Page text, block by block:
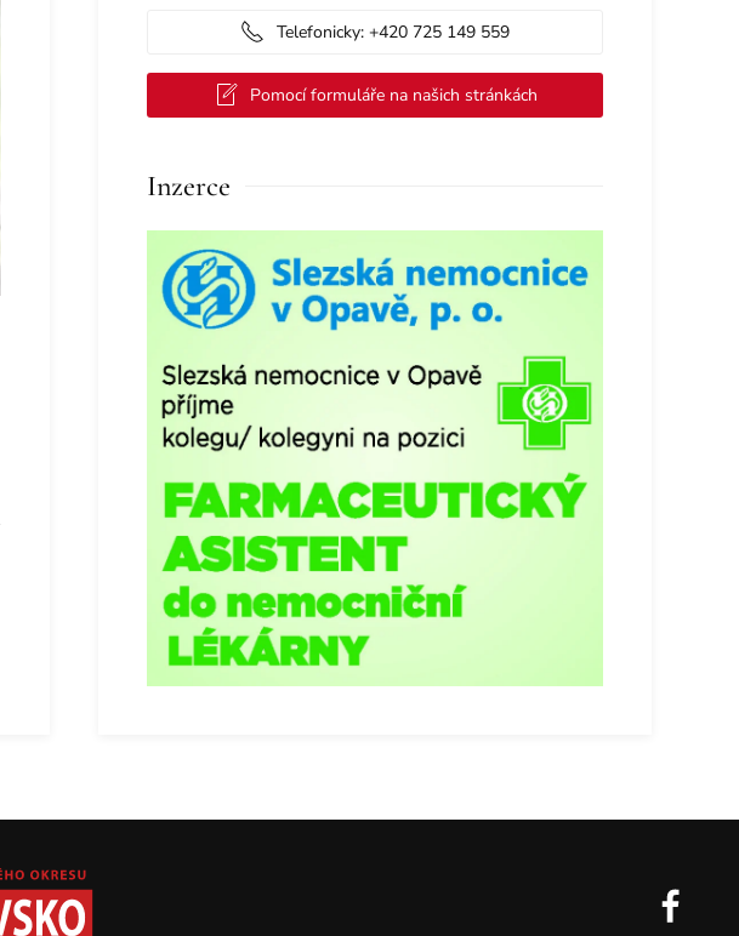
Telefonicky: +420 725 149 559
Pomocí formuláře na našich stránkách
Inzerce